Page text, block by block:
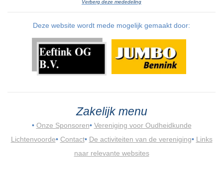
Verberg deze mededeling
Deze website wordt mede mogelijk gemaakt door:
Zakelijk menu
• Onze Sponsoren• Vereniging voor Oudheidkunde
Lichtenvoorde• Contact• De activiteiten van de vereniging• Links
naar relevante websites